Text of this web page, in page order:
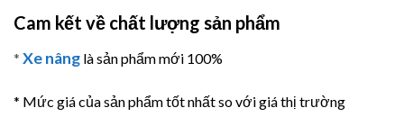
Cam kết về chất lượng sản phẩm
* Xe nâng là sản phẩm mới 100%
* Mức giá của sản phẩm tốt nhất so với giá thị trường